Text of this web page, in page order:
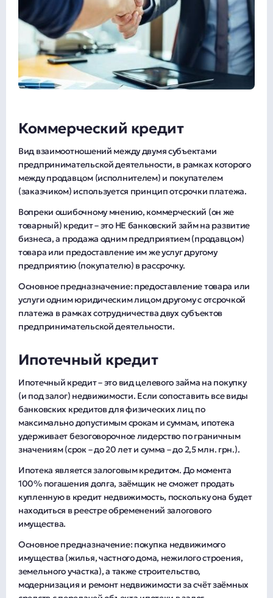
Коммерческий кредит
Вид взаимоотношений между двумя субъектами
предпринимательской деятельности, в рамках которого
между продавцом (исполнителем) и покупателем
(заказчиком) используется принцип отсрочки платежа.
Вопреки ошибочному мнению, коммерческий (он же
товарный) кредит – это НЕ банковский займ на развитие
бизнеса, а продажа одним предприятием (продавцом)
товара или предоставление им же услуг другому
предприятию (покупателю) в рассрочку.
Основное предназначение: предоставление товара или
услуги одним юридическим лицом другому с отсрочкой
платежа в рамках сотрудничества двух субъектов
предпринимательской деятельности.
Ипотечный кредит
Ипотечный кредит – это вид целевого займа на покупку
(и под залог) недвижимости. Если сопоставить все виды
банковских кредитов для физических лиц по
максимально допустимым срокам и суммам, ипотека
удерживает безоговорочное лидерство по граничным
значениям (срок – до 20 лет и сумма – до 2,5 млн. грн.).
Ипотека является залоговым кредитом. До момента
100% погашения долга, заёмщик не сможет продать
купленную в кредит недвижимость, поскольку она будет
находиться в реестре обременений залогового
имущества.
Основное предназначение: покупка недвижимого
имущества (жилья, частного дома, нежилого строения,
земельного участка), а также строительство,
модернизация и ремонт недвижимости за счёт заёмных